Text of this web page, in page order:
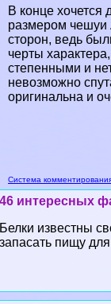
В конце хочется
размером чешуи
сторон, ведь
черты
степенными и
невозможно
оригинальна и
Система
46 интересных
Белки известны
запасать пищу